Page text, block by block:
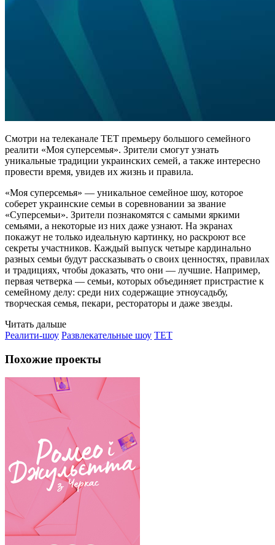
Смотри на телеканале ТЕТ премьеру большого семейного
реалити «Моя суперсемья». Зрители смогут узнать
уникальные традиции украинских семей, а также интересно
провести время, увидев их жизнь и правила.
«Моя суперсемья» — уникальное семейное шоу, которое
соберет украинские семьи в соревновании за звание
«Суперсемьи». Зрители познакомятся с самыми яркими
семьями, а некоторые из них даже узнают. На экранах
покажут не только идеальную картинку, но раскроют все
секреты участников. Каждый выпуск четыре кардинально
разных семьи будут рассказывать о своих ценностях, правилах
и традициях, чтобы доказать, что они — лучшие. Например,
первая четверка — семьи, которых объединяет пристрастие к
семейному делу: среди них содержащие этноусадьбу,
творческая семья, пекари, рестораторы и даже звезды.
Читать дальше
Реалити-шоу Развлекательные шоу TET
Похожие проекты